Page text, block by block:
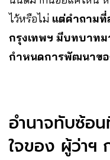
ไว้หรือไม่ แต่คำถาม
กรุงเทพฯ มีบทบาทม
กำหนดการพัฒนาขอ
อำนาจทับซ้อ
ใจของ ผู้ว่าฯ